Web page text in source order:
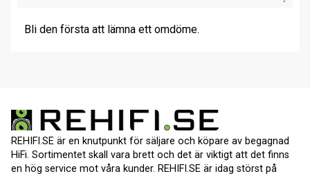
Bli den första att lämna ett omdöme.
REHIFI.SE är en knutpunkt för säljare och köpare av begagnad
HiFi. Sortimentet skall vara brett och det är viktigt att det finns
en hög service mot våra kunder. REHIFI.SE är idag störst på